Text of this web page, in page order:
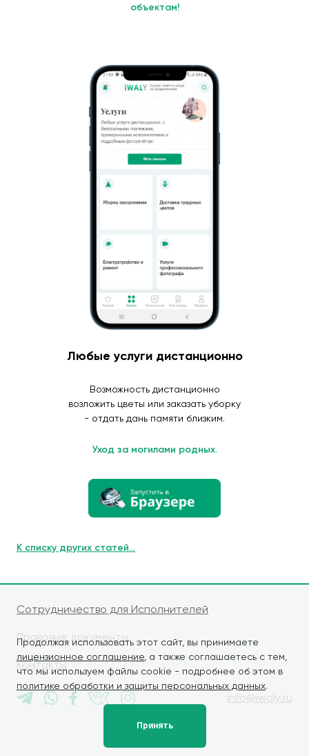
Продолжая использовать этот сайт, вы принимаете
лицензионное соглашение , а также соглашаетесь с тем,
что мы используем файлы cookie - подробнее об этом в
политике обработки и защиты персональных данных.
Принять
объектам!
Любые услуги дистанционно
Возможность дистанционно
возложить цветы или заказать уборку
- отдать дань памяти близким.
Уход за могилами родных.
К списку других статей...
Сотрудничество для Исполнителей
Правовые документы
Контакты
info@iwaly.ru